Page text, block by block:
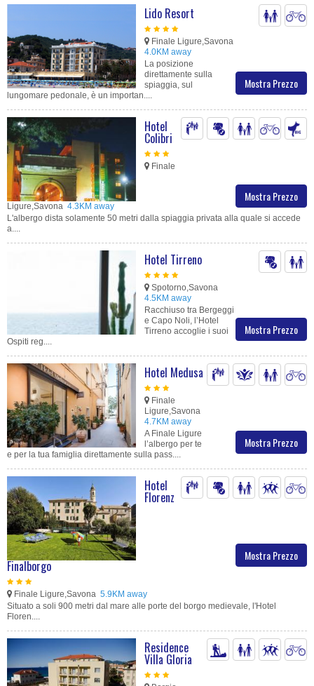
Mostra Prezzo
Lido Resort
Finale Ligure,Savona
4.0KM away
La posizione
direttamente sulla
spiaggia, sul
lungomare pedonale, è un importan....
Mostra Prezzo
Hotel
Colibri
Finale
Ligure,Savona 4.3KM away
L'albergo dista solamente 50 metri dalla spiaggia privata alla quale si accede
a....
Mostra Prezzo
Hotel Tirreno
Spotorno,Savona
4.5KM away
Racchiuso tra Bergeggi
e Capo Noli, l’Hotel
Tirreno accoglie i suoi
Ospiti reg....
Mostra Prezzo
Hotel Medusa
Finale
Ligure,Savona
4.7KM away
A Finale Ligure
l’albergo per te
e per la tua famiglia direttamente sulla pass....
Mostra Prezzo
Hotel
Florenz
Finalborgo
Finale Ligure,Savona 5.9KM away
Situato a soli 900 metri dal mare alle porte del borgo medievale, l'Hotel
Floren....
Residence
Villa Gloria